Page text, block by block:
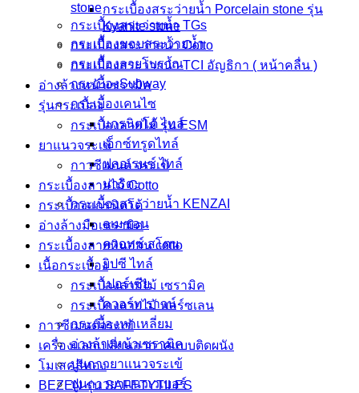
กระเบื้องสระว่ายนํ้า Porcelain stone รุ่น
Kyanite stone
กระเบื้องขอบสระว่ายน้ำ
กระเบื้องลายโบราณ
กระเบื้องSubway
กระเบื้องเคนไซ
แกรนิตโต้ ไทล์
เอ็กซ์ทรูดไทล์
ฟลอเรนซ์ ไทล์
นาริตะ
กระเบื้องสระว่ายน้ำ KENZAI
อเมซอน
ควอทซ์ สโตน
ยิปซี ไทล์
เปอร์เซีย
ควอร์ท ราวน์
กระเบื้องหกเหลี่ยม
อ่างล้างหน้าเซรามิค
ปูนกาวยาเเนวจระเข้
ปูนกาวยาเเนวเวเบอร์
stone
กระเบื้องสระว่ายน้ำ TGs
กระเบื้องสระว่ายน้ำ Cotto
กระเบื้องสระว่ายนํ้า TCI อัญธิกา ( หน้าคลื่น )
อ่างล้างหน้าเซรามิค
รุ่นกระเบื้อง
กระเบื้องลายไม้ รุ่น ESM
ยาแนวจระเข้
กาวซีเมนต์ จระเข้
กระเบื้องลายไม้ Cotto
กระเบื้องแกรนิตโต้
อ่างล้างมือเซรามิค
กระเบื้องลายหินอ่อน cotto
เนื้อกระเบื้อง
กระเบื้องลายไม้ เซรามิค
กระเบื้องลายไม้ พอร์ซเลน
กาวซีเมนต์จระเข้
เครื่องแลกเปลี่ยนอากาศแบบติดผนัง
โมเสคสีทอง
BEZEN รุ่น SAFETYTILES